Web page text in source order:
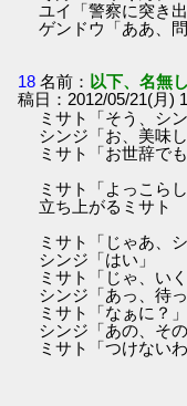
ユイ「警察に突き
ゲンドウ「ああ、問
18 名前： 以下、名無
稿日：2012/05/21(月)
ミサト「そう、シ
シンジ「お、美味し
ミサト「お世辞で
ミサト「よっこら
立ち上がるミサト
ミサト「じゃあ、
シンジ「はい」
ミサト「じゃ、いく
シンジ「あっ、待っ
ミサト「なぁに？」
シンジ「あの、そ
ミサト「つけない